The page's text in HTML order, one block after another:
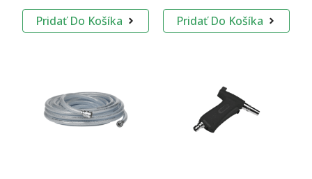
Pridať Do Košíka Pridať Do Košíka